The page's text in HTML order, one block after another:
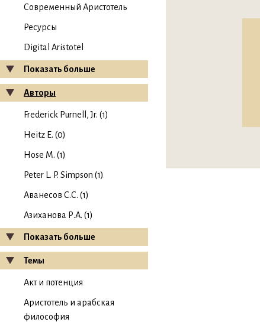
Современный Аристотель
Ресурсы
Digital Aristotel
Показать больше
Авторы
Frederick Purnell, Jr. (1)
Heitz E. (0)
Hose M. (1)
Peter L. P. Simpson (1)
Аванесов С.С. (1)
Азиханова Р.А. (1)
Показать больше
Темы
Акт и потенция
Аристотель и арабская
философия